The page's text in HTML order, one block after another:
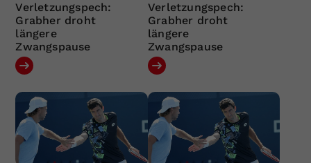
Verletzungspech:
Grabher droht
längere
Zwangspause
Verletzungspech:
Grabher droht
längere
Zwangspause